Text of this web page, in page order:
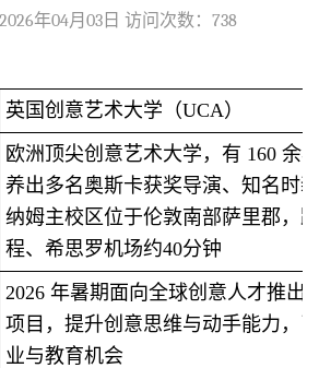
年04月03日 访问次数： 738
英国创意艺术大学（UCA）
欧洲顶尖创意艺术大学，有 160 余
养出多名奥斯卡获奖导演、知名时
纳姆主校区位于伦敦南部萨里郡，
程、希思罗机场约40分钟
2026 年暑期面向全球创意人才推出
项目，提升创意思维与动手能力，
业与教育机会